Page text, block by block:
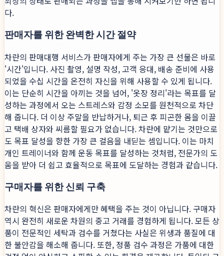
다.
판매자를 위한 완벽한 시간 절약
차란의 판매대행 서비스가 판매자에게 주는 가장 큰 선물은 바로
'시간'입니다. 사진 촬영, 설명 작성, 고객 응대, 배송 준비에 사용
되었을 수십 시간을 온전히 자신을 위해 사용할 수 있게 됩니다.
이는 단순히 시간을 아끼는 것을 넘어, '옷장 정리'라는 목표를 달
성하는 과정에서 오는 스트레스와 감정 소모를 원천적으로 차단
해 줍니다. 더 이상 주말을 반납하거나, 퇴근 후 피곤한 몸을 이끌
고 택배 상자와 씨름할 필요가 없습니다. 차란에 맡기는 것만으로
도 목표 달성을 향한 가장 큰 걸음을 내딛는 셈입니다. 이는 마치
개인 트레이너와 함께 운동 목표를 달성하는 것처럼, 전문가의 도
움을 받아 더 쉽고 효율적으로 목표에 도달하는 경험과 같습니다.
구매자를 위한 신뢰 구축
차란의 혁신은 판매자에게만 혜택을 주는 것이 아닙니다. 구매자
역시 완전히 새로운 차원의 중고 거래를 경험하게 됩니다. 모든 상
품이 전문적인 세탁과 검수를 거쳤다는 사실은 위생과 품질에 대
한 불안감을 해소해 줍니다. 또한, 정품 검수 과정은 가품에 대한